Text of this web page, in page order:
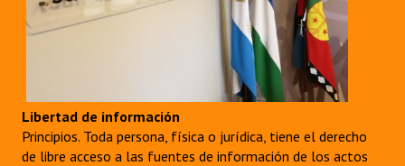
Libertad de información
Principios. Toda persona, física o jurídica, tiene el derecho
de libre acceso a las fuentes de información de los actos